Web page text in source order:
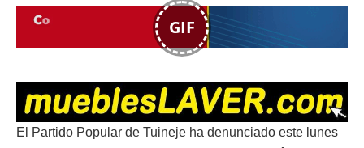
GIF
El Partido Popular de Tuineje ha denunciado este lunes